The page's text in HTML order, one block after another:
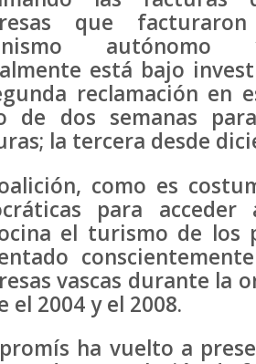
que
está bajo
reclamación en
de dos semanas
la tercera desde
como es
para
el turismo de los
vascas durante la
el 2004 y el 2008.
ha vuelto a